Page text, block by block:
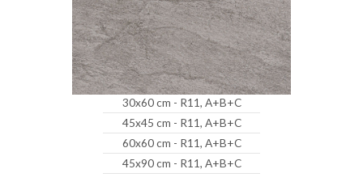
30x60 cm - R11, A+B+C
45x45 cm - R11, A+B+C
60x60 cm - R11, A+B+C
45x90 cm - R11, A+B+C